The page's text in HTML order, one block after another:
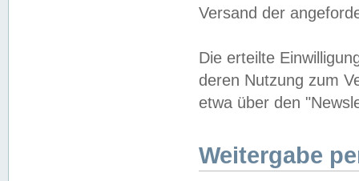
Versand der
Die erteilte
deren Nutzung zum
etwa über den
Weitergabe